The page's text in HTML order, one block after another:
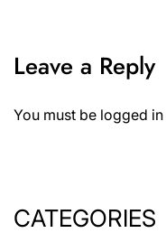
Leave a Reply
You must be logged in
CATEGORIES